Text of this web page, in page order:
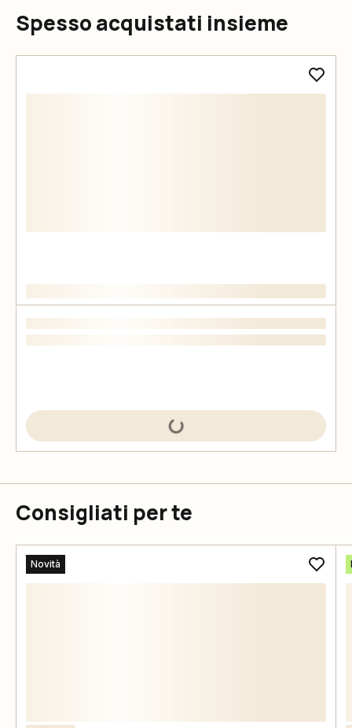
Spesso acquistati insieme
Consigliati per te
Novità